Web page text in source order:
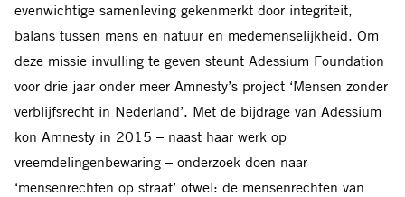
evenwichtige samenleving gekenmerkt door integriteit,
balans tussen mens en natuur en medemenselijkheid. Om
deze missie invulling te geven steunt Adessium Foundation
voor drie jaar onder meer Amnesty’s project ‘Mensen zonder
verblijfsrecht in Nederland’. Met de bijdrage van Adessium
kon Amnesty in 2015 – naast haar werk op
vreemdelingenbewaring – onderzoek doen naar
‘mensenrechten op straat’ ofwel: de mensenrechten van